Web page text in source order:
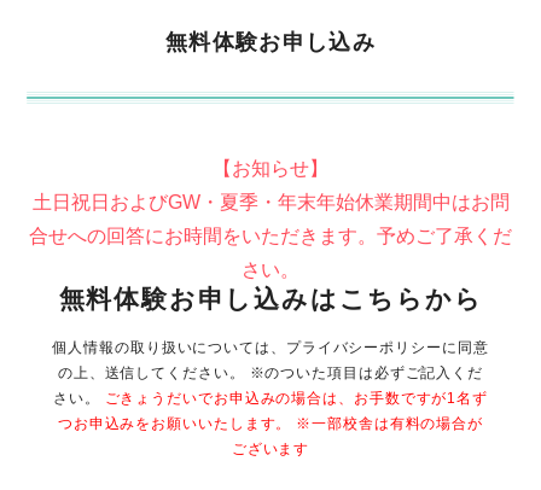
プライバシーポリシー お役立ちコラム
無料体験お申し込み
【お知らせ】
土日祝日およびGW・夏季・年末年始休業期間中はお問
合せへの回答にお時間をいただきます。予めご了承くだ
さい。
無料体験お申し込みはこちらから
個人情報の取り扱いについては、プライバシーポリシーに同意
の上、送信してください。 ※のついた項目は必ずご記入くだ
さい。
ごきょうだいでお申込みの場合は、お手数ですが1名ず
つお申込みをお願いいたします。 ※一部校舎は有料の場合が
ございます